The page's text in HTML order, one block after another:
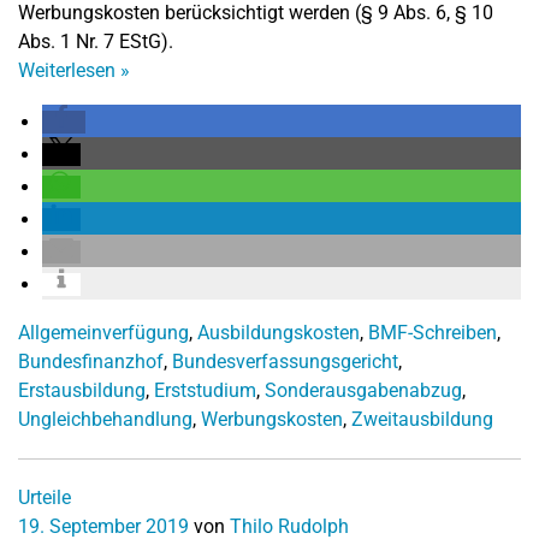
Werbungskosten berücksichtigt werden (§ 9 Abs. 6, § 10
Abs. 1 Nr. 7 EStG).
Weiterlesen »
Allgemeinverfügung, Ausbildungskosten, BMF-Schreiben,
Bundesfinanzhof, Bundesverfassungsgericht,
Erstausbildung, Erststudium, Sonderausgabenabzug,
Ungleichbehandlung, Werbungskosten, Zweitausbildung
Urteile
19. September 2019 von Thilo Rudolph